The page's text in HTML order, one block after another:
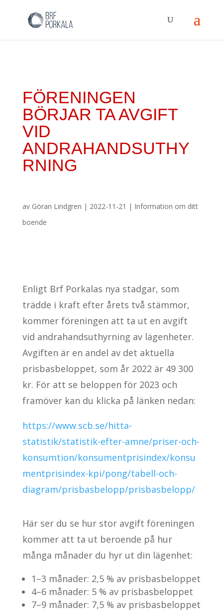
FÖRENINGEN
BÖRJAR TA AVGIFT
VID
ANDRAHANDSUTHY
RNING
av Göran Lindgren | 2022-11-21 | Information om ditt
boende
Enligt Brf Porkalas nya stadgar, som
trädde i kraft efter årets två stämmor,
kommer föreningen att ta ut en avgift
vid andrahandsuthyrning av lägenheter.
Avgiften är en andel av det aktuella
prisbasbeloppet, som år 2022 är 49 300
kr. För att se beloppen för 2023 och
framöver kan du klicka på länken nedan:
https://www.scb.se/hitta-
statistik/statistik-efter-amne/priser-och-
konsumtion/konsumentprisindex/konsu
mentprisindex-kpi/pong/tabell-och-
diagram/prisbasbelopp/prisbasbelopp/
Här ser du se hur stor avgift föreningen
kommer att ta ut beroende på hur
många månader du hyr ut din lägenhet:
1–3 månader: 2,5 % av prisbasbeloppet
4–6 månader: 5 % av prisbasbeloppet
7–9 månader: 7,5 % av prisbasbeloppet